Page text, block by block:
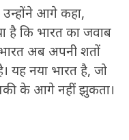
आगे कहा,
है कि भारत का जवाब
अब अपनी शतों
यह नया भारत है, जो
के आगे नहीं झुकता।